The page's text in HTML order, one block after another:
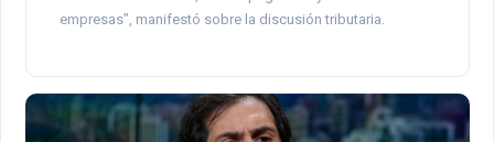
empresas”, manifestó sobre la discusión tributaria.